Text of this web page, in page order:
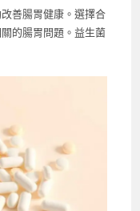
善腸胃健康。選擇合
的腸胃問題。益生菌